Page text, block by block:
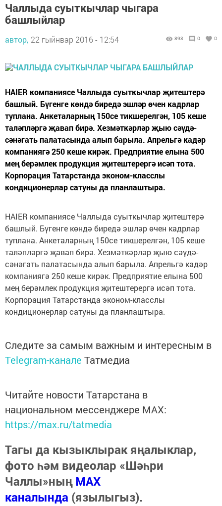
Чаллыда суыткычлар чыгара
башлыйлар
автор, 22 гыйнвар 2016 - 12:54 893 0 0
HAIER компаниясе Чаллыда суыткычлар җитештерә
башлый. Бүгенге көндә биредә эшләр өчен кадрлар
туплана. Анкеталарның 150се тикшерелгән, 105 кеше
таләпләргә җавап бирә. Хезмәткәрләр җыю сәүдә-
сәнәгать палатасында алып барыла. Апрельгә кадәр
компаниягә 250 кеше кирәк. Предприятие елына 500
мең берәмлек продукция җитештерергә исәп тота.
Корпорация Татарстанда эконом-класслы
кондиционерлар сатуны да планлаштыра.
HAIER компаниясе Чаллыда суыткычлар җитештерә
башлый. Бүгенге көндә биредә эшләр өчен кадрлар
туплана. Анкеталарның 150се тикшерелгән, 105 кеше
таләпләргә җавап бирә. Хезмәткәрләр җыю сәүдә-
сәнәгать палатасында алып барыла. Апрельгә кадәр
компаниягә 250 кеше кирәк. Предприятие елына 500
мең берәмлек продукция җитештерергә исәп тота.
Корпорация Татарстанда эконом-класслы
кондиционерлар сатуны да планлаштыра.
Следите за самым важным и интересным в
Telegram-канале Татмедиа
Читайте новости Татарстана в
национальном мессенджере MАХ:
https://max.ru/tatmedia
Тагы да кызыклырак яңалыклар,
фото һәм видеолар «Шәһри
Чаллы»ныңMAX
каналында (язылыгыз).